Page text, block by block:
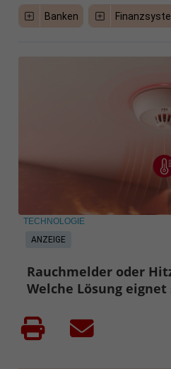
Banken
ANZEIGE
TECHNOLOGIE
Rauchmelder oder
Welche Lösung